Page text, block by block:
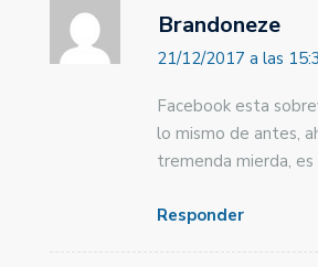
Brandoneze
21/12/2017 a las
Facebook esta
lo mismo de antes,
tremenda mierda,
Responder